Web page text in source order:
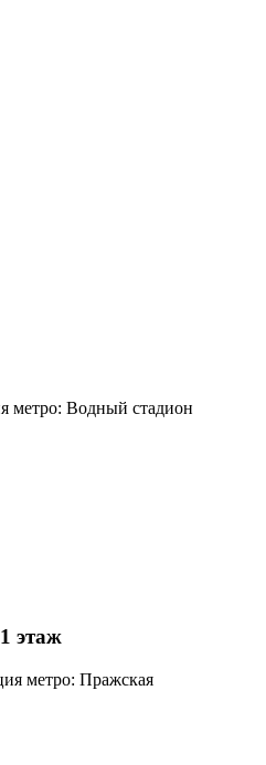
метро: Водный стадион
этаж
метро: Пражская